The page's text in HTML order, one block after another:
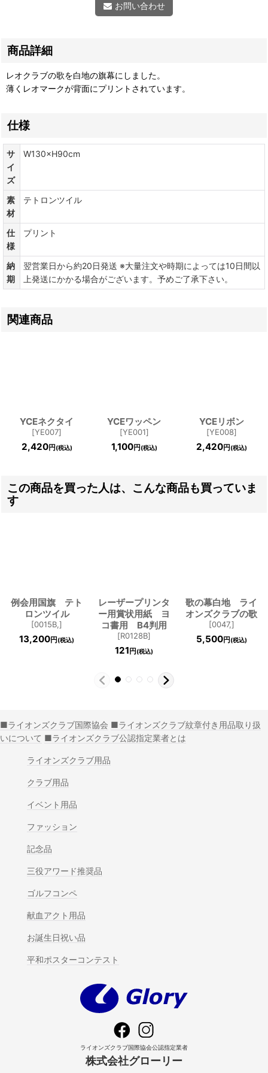
お問い合わせ
商品詳細
レオクラブの歌を白地の旗幕にしました。
薄くレオマークが背面にプリントされています。
仕様
サ
イ
ズ
W130×H90cm
素
材
テトロンツイル
仕
様
プリント
納
期
翌営業日から約20日発送 ※大量注文や時期によっては10日間以
上発送にかかる場合がございます。予めご了承下さい。
関連商品
YCEネクタイ
[YE007]
2,420円 (税込)
YCEワッペン
[YE001]
1,100円 (税込)
YCEリボン
[YE008]
2,420円 (税込)
この商品を買った人は、こんな商品も買っていま
す
例会用国旗 テト
ロンツイル
[0015B,]
13,200円 (税込)
レーザープリンタ
ー用賞状用紙 ヨ
コ書用 B4判用
[R0128B]
121 円 (税込)
歌の幕白地 ライ
オンズクラブの歌
[0047,]
5,500円 (税込)
■ライオンズクラブ国際協会 ■ライオンズクラブ紋章付き用品取り扱
いについて ■ライオンズクラブ公認指定業者とは
ライオンズクラブ用品
クラブ用品
イベント用品
ファッション
記念品
三役アワード推奨品
ゴルフコンペ
献血アクト用品
お誕生日祝い品
平和ポスターコンテスト
ライオンズクラブ国際協会公認指定業者
株式会社グローリー